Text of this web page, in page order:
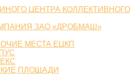
ЦЕНТРА КОЛЛЕКТИВНОГО
ЗАО «ДРОБМАШ»
МЕСТА ЕЦКП
ПЛОЩАДИ